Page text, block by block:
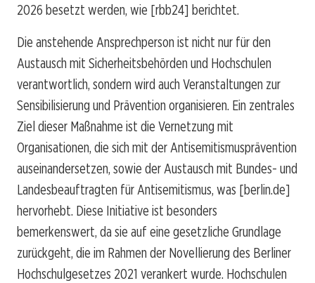
2026 besetzt werden, wie [rbb24] berichtet.
Die anstehende Ansprechperson ist nicht nur für den
Austausch mit Sicherheitsbehörden und Hochschulen
verantwortlich, sondern wird auch Veranstaltungen zur
Sensibilisierung und Prävention organisieren. Ein zentrales
Ziel dieser Maßnahme ist die Vernetzung mit
Organisationen, die sich mit der Antisemitismusprävention
auseinandersetzen, sowie der Austausch mit Bundes- und
Landesbeauftragten für Antisemitismus, was [berlin.de]
hervorhebt. Diese Initiative ist besonders
bemerkenswert, da sie auf eine gesetzliche Grundlage
zurückgeht, die im Rahmen der Novellierung des Berliner
Hochschulgesetzes 2021 verankert wurde. Hochschulen